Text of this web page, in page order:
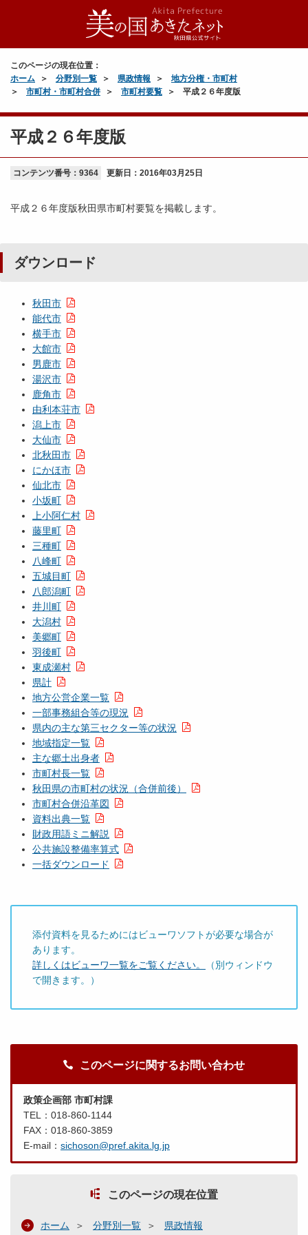
このページの現在位置：
ホーム
分野別一覧 県政情報
地方分権・市町村
市町村・市町村合併
市町村要覧 平成２６年度版
平成２６年度版
コンテンツ番号：9364 更新日： 2016年03月25日
平成２６年度版秋田県市町村要覧を掲載します。
ダウンロード
秋田市
能代市
横手市
大館市
男鹿市
湯沢市
鹿角市
由利本荘市
潟上市
大仙市
北秋田市
にかほ市
仙北市
小坂町
上小阿仁村
藤里町
三種町
八峰町
五城目町
八郎潟町
井川町
大潟村
美郷町
羽後町
東成瀬村
県計
地方公営企業一覧
一部事務組合等の現況
県内の主な第三セクター等の状況
地域指定一覧
主な郷土出身者
市町村長一覧
秋田県の市町村の状況（合併前後）
市町村合併沿革図
資料出典一覧
財政用語ミニ解説
公共施設整備率算式
一括ダウンロード
添付資料を見るためにはビューワソフトが必要な場合が
あります。
詳しくはビューワ一覧をご覧ください。
（別ウィンドウ
で開きます。）
このページに関するお問い合わせ
政策企画部 市町村課
TEL：018-860-1144
FAX：018-860-3859
E-mail： sichoson@pref.akita.lg.jp
このページの現在位置
ホーム 分野別一覧 県政情報